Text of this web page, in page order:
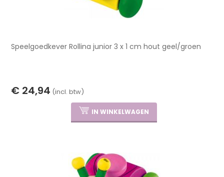
Speelgoedkever Rollina junior 3 x 1 cm hout geel/groen
€ 24,94 (incl. btw)
IN WINKELWAGEN